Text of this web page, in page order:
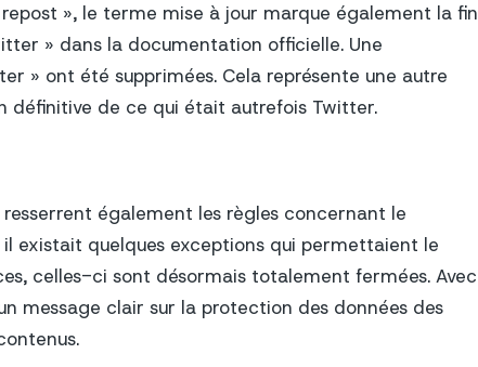
», le terme mise à jour marque également la fin
» dans la documentation officielle. Une
» ont été supprimées. Cela représente une autre
définitive de ce qui était autrefois Twitter.
également les règles concernant le
existait quelques exceptions qui permettaient le
celles-ci sont désormais totalement fermées. Avec
message clair sur la protection des données des